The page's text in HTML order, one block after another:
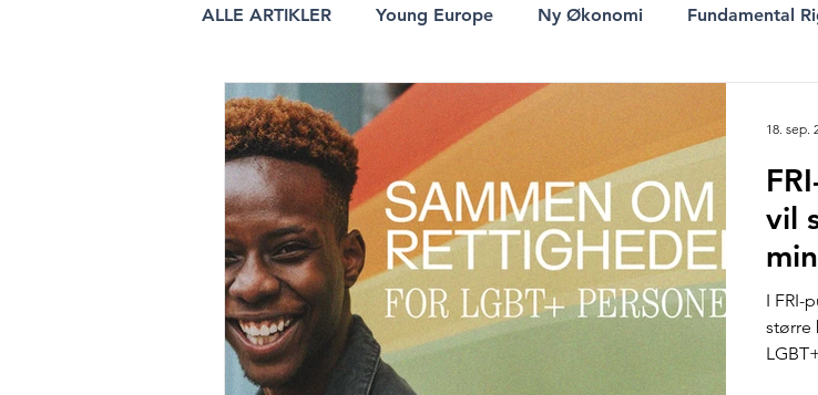
ALLE ARTIKLER Young Europe Ny Økonomi Fundamental
Rettigheder og Demokrati Klima og Miljø
Pressemeddelelse
vil
I FRI-
større
18. sep.